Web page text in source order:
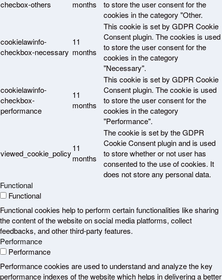
checbox-others
months
to store the user consent for the
cookies in the category "Other.
cookielawinfo-
checkbox-necessary
11
months
This cookie is set by GDPR Cookie
Consent plugin. The cookies is used
to store the user consent for the
cookies in the category
"Necessary".
cookielawinfo-
checkbox-
performance
11
months
This cookie is set by GDPR Cookie
Consent plugin. The cookie is used
to store the user consent for the
cookies in the category
"Performance".
viewed_cookie_policy
11
months
The cookie is set by the GDPR
Cookie Consent plugin and is used
to store whether or not user has
consented to the use of cookies. It
does not store any personal data.
Functional
Functional
Functional cookies help to perform certain functionalities like sharing
the content of the website on social media platforms, collect
feedbacks, and other third-party features.
Performance
Performance
Performance cookies are used to understand and analyze the key
performance indexes of the website which helps in delivering a better